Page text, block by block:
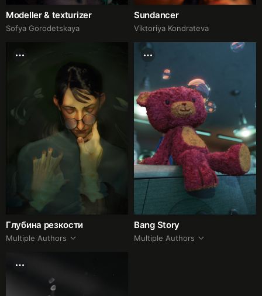
Modeller & texturizer
Sofya Gorodetskaya
Sundancer
Viktoriya Kondrateva
Глубина резкости
Multiple Authors
Bang Story
Multiple Authors